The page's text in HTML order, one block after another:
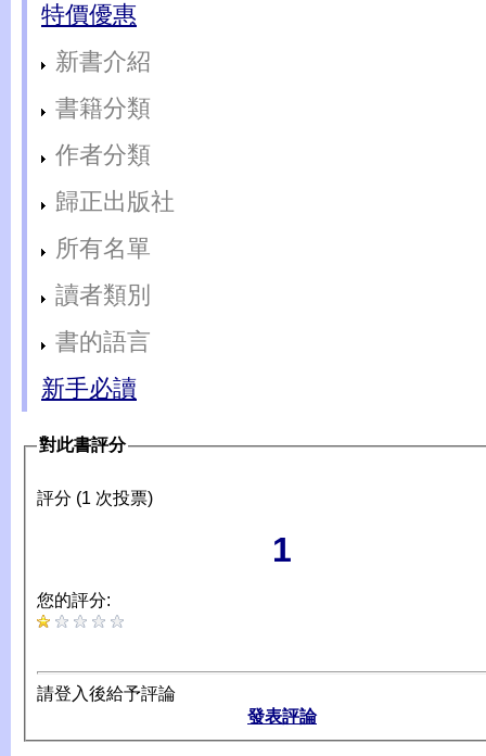
特價優惠
新書介紹
書籍分類
作者分類
歸正出版社
所有名單
讀者類別
書的語言
新手必讀
對此書評分
評分 (1 次投票)
1
您的評分:
請登入後給予評論
發表評論